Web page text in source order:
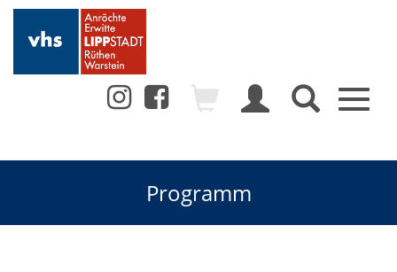
Toggle
Programm